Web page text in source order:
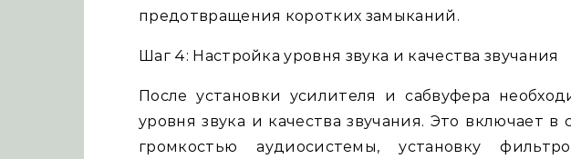
предотвращения коротких замыканий.
Шаг 4: Настройка уровня звука и качества звучания
После установки усилителя и сабвуфера
уровня звука и качества звучания. Это включает в
громкостью аудиосистемы, установку